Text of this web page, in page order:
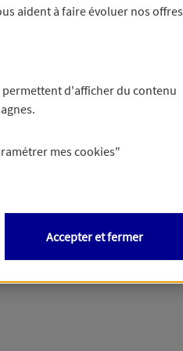
?
aident à faire évoluer nos offres
d'afficher du contenu
mes cookies"
Accepter et fermer